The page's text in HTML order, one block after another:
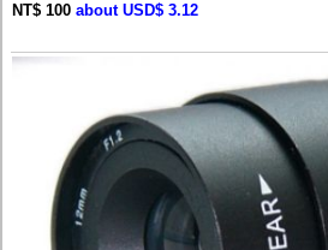
NT$ 100 about USD$ 3.12